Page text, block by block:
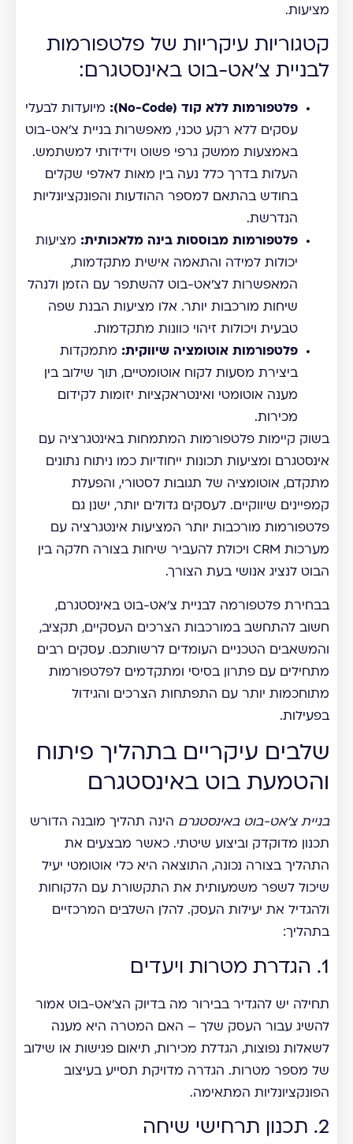
מציעות.
קטגוריות עיקריות של פלטפורמות
לבניית צ'אט-בוט באינסטגרם:
פלטפורמות ללא קוד (No-Code):
מיועדות לבעלי
עסקים ללא רקע טכני, מאפשרות בניית צ'אט-בוט
באמצעות ממשק גרפי פשוט וידידותי למשתמש.
העלות בדרך כלל נעה בין מאות לאלפי שקלים
בחודש בהתאם למספר ההודעות והפונקציונליות
הנדרשת.
פלטפורמות מבוססות בינה מלאכותית: מציעות
יכולות למידה והתאמה אישית מתקדמות,
המאפשרות לצ'אט-בוט להשתפר עם הזמן ולנהל
שיחות מורכבות יותר. אלו מציעות הבנת שפה
טבעית ויכולות זיהוי כוונות מתקדמות.
פלטפורמות אוטומציה שיווקית: מתמקדות
ביצירת מסעות לקוח אוטומטיים, תוך שילוב בין
מענה אוטומטי ואינטראקציות יזומות לקידום
מכירות.
בשוק קיימות פלטפורמות המתמחות באינטגרציה עם
אינסטגרם ומציעות תכונות ייחודיות כמו ניתוח נתונים
מתקדם, אוטומציה של תגובות לסטורי, והפעלת
קמפיינים שיווקיים. לעסקים גדולים יותר, ישנן גם
פלטפורמות מורכבות יותר המציעות אינטגרציה עם
מערכות CRM ויכולת להעביר שיחות בצורה חלקה בין
הבוט לנציג אנושי בעת הצורך.
בבחירת פלטפורמה לבניית צ'אט-בוט באינסטגרם,
חשוב להתחשב במורכבות הצרכים העסקיים, תקציב,
והמשאבים הטכניים העומדים לרשותכם. עסקים רבים
מתחילים עם פתרון בסיסי ומתקדמים לפלטפורמות
מתוחכמות יותר עם התפתחות הצרכים והגידול
בפעילות.
שלבים עיקריים בתהליך פיתוח
והטמעת בוט באינסטגרם
בניית צ'אט-בוט באינסטגרם הינה תהליך מובנה הדורש
תכנון מדוקדק וביצוע שיטתי. כאשר מבצעים את
התהליך בצורה נכונה, התוצאה היא כלי אוטומטי יעיל
שיכול לשפר משמעותית את התקשורת עם הלקוחות
ולהגדיל את יעילות העסק. להלן השלבים המרכזיים
בתהליך:
1. הגדרת מטרות ויעדים
תחילה יש להגדיר בבירור מה בדיוק הצ'אט-בוט אמור
להשיג עבור העסק שלך – האם המטרה היא מענה
לשאלות נפוצות, הגדלת מכירות, תיאום פגישות או שילוב
של מספר מטרות. הגדרה מדויקת תסייע בעיצוב
הפונקציונליות המתאימה.
2. תכנון תרחישי שיחה